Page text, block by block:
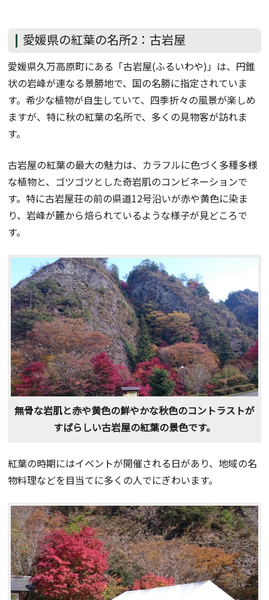
愛媛県の紅葉の名所2：古岩屋
愛媛県久万高原町にある「古岩屋(ふるいわや)」は、円錐
状の岩峰が連なる景勝地で、国の名勝に指定されていま
す。希少な植物が自生していて、四季折々の風景が楽しめ
ますが、特に秋の紅葉の名所で、多くの見物客が訪れま
す。
古岩屋の紅葉の最大の魅力は、カラフルに色づく多種多様
な植物と、ゴツゴツとした奇岩肌のコンビネーションで
す。特に古岩屋荘の前の県道12号沿いが赤や黄色に染ま
り、岩峰が麓から焙られているような様子が見どころで
す。
無骨な岩肌と赤や黄色の鮮やかな秋色のコントラストが
すばらしい古岩屋の紅葉の景色です。
紅葉の時期にはイベントが開催される日があり、地域の名
物料理などを目当てに多くの人でにぎわいます。